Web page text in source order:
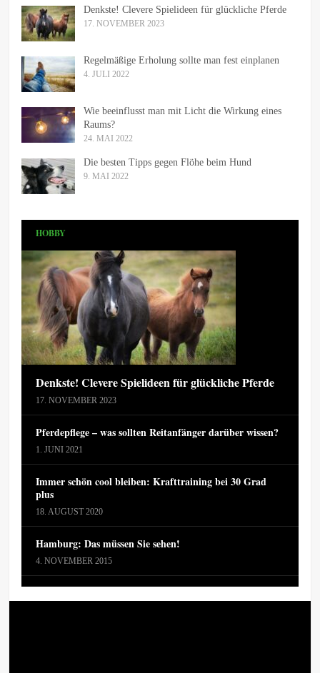
Denkste! Clevere Spielideen für glückliche Pferde
17. NOVEMBER 2023
Regelmäßige Erholung sollte man fest einplanen
4. JULI 2022
Wie beeinflusst man mit Licht die Wirkung eines
Raums?
24. MAI 2022
Die besten Tipps gegen Flöhe beim Hund
9. MAI 2022
HOBBY
Denkste! Clevere Spielideen für glückliche Pferde
17. NOVEMBER 2023
Pferdepflege – was sollten Reitanfänger darüber wissen?
1. JUNI 2021
Immer schön cool bleiben: Krafttraining bei 30 Grad
plus
18. AUGUST 2020
Hamburg: Das müssen Sie sehen!
4. NOVEMBER 2015